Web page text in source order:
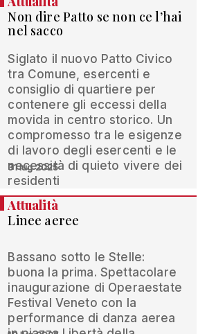
Non dire Patto se non ce l’hai
nel sacco
Siglato il nuovo Patto Civico
tra Comune, esercenti e
consiglio di quartiere per
contenere gli eccessi della
movida in centro storico. Un
compromesso tra le esigenze
di lavoro degli esercenti e le
necessità di quieto vivere dei
residenti
31 lug 2025
Attualità
Linee aeree
Bassano sotto le Stelle:
buona la prima. Spettacolare
inaugurazione di Operaestate
Festival Veneto con la
performance di danza aerea